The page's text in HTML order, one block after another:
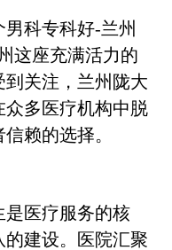
科专科好-兰州
这座充满活力的
关注，兰州陇大
众多医疗机构中脱
赖的选择。
医疗服务的核
建设。医院汇聚